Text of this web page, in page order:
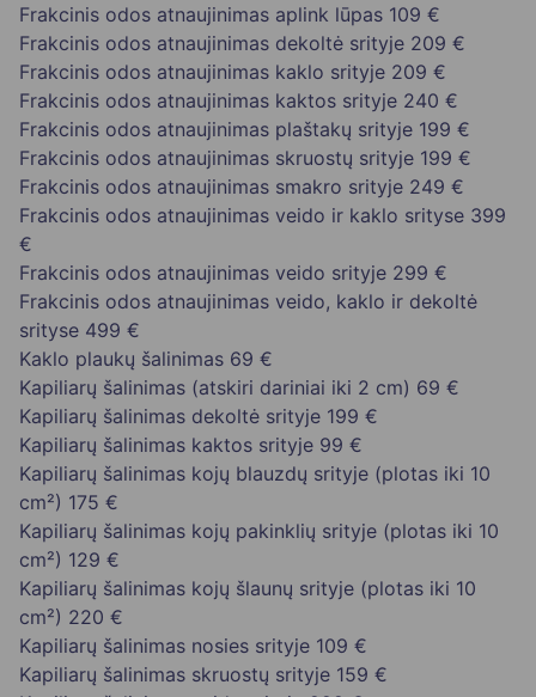
Frakcinis odos atnaujinimas aplink lūpas 109 €
Frakcinis odos atnaujinimas dekoltė srityje 209 €
Frakcinis odos atnaujinimas kaklo srityje 209 €
Frakcinis odos atnaujinimas kaktos srityje 240 €
Frakcinis odos atnaujinimas plaštakų srityje 199 €
Frakcinis odos atnaujinimas skruostų srityje 199 €
Frakcinis odos atnaujinimas smakro srityje 249 €
Frakcinis odos atnaujinimas veido ir kaklo srityse 399
€
Frakcinis odos atnaujinimas veido srityje 299 €
Frakcinis odos atnaujinimas veido, kaklo ir dekoltė
srityse 499 €
Kaklo plaukų šalinimas 69 €
Kapiliarų šalinimas (atskiri dariniai iki 2 cm) 69 €
Kapiliarų šalinimas dekoltė srityje 199 €
Kapiliarų šalinimas kaktos srityje 99 €
Kapiliarų šalinimas kojų blauzdų srityje (plotas iki 10
cm²) 175 €
Kapiliarų šalinimas kojų pakinklių srityje (plotas iki 10
cm²) 129 €
Kapiliarų šalinimas kojų šlaunų srityje (plotas iki 10
cm²) 220 €
Kapiliarų šalinimas nosies srityje 109 €
Kapiliarų šalinimas skruostų srityje 159 €